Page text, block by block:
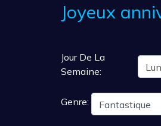
Joyeux
Jour De La
Semaine:
Genre: